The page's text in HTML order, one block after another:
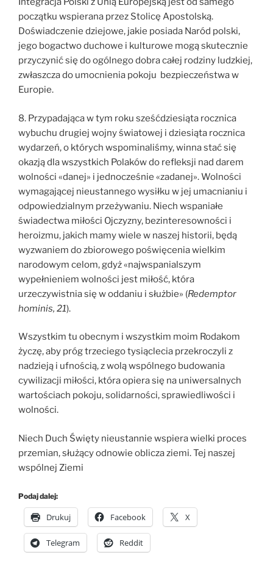
początku wspierana przez Stolicę Apostolską.
Doświadczenie dziejowe, jakie posiada Naród polski,
jego bogactwo duchowe i kulturowe mogą skutecznie
przyczynić się do ogólnego dobra całej rodziny ludzkiej,
zwłaszcza do umocnienia pokoju bezpieczeństwa w
Europie.
8. Przypadająca w tym roku sześćdziesiąta rocznica
wybuchu drugiej wojny światowej i dziesiąta rocznica
wydarzeń, o których wspominaliśmy, winna stać się
okazją dla wszystkich Polaków do refleksji nad darem
wolności «danej» i jednocześnie «zadanej». Wolności
wymagającej nieustannego wysiłku w jej umacnianiu i
odpowiedzialnym przeżywaniu. Niech wspaniałe
świadectwa miłości Ojczyzny, bezinteresowności i
heroizmu, jakich mamy wiele w naszej historii, będą
wyzwaniem do zbiorowego poświęcenia wielkim
narodowym celom, gdyż «najwspanialszym
wypełnieniem wolności jest miłość, która
urzeczywistnia się w oddaniu i służbie» (Redemptor
hominis, 21).
Wszystkim tu obecnym i wszystkim moim Rodakom
życzę, aby próg trzeciego tysiąclecia przekroczyli z
nadzieją i ufnością, z wolą wspólnego budowania
cywilizacji miłości, która opiera się na uniwersalnych
wartościach pokoju, solidarności, sprawiedliwości i
wolności.
Niech Duch Święty nieustannie wspiera wielki proces
przemian, służący odnowie oblicza ziemi. Tej naszej
wspólnej Ziemi
Podaj dalej:
Drukuj Facebook X
Telegram Reddit